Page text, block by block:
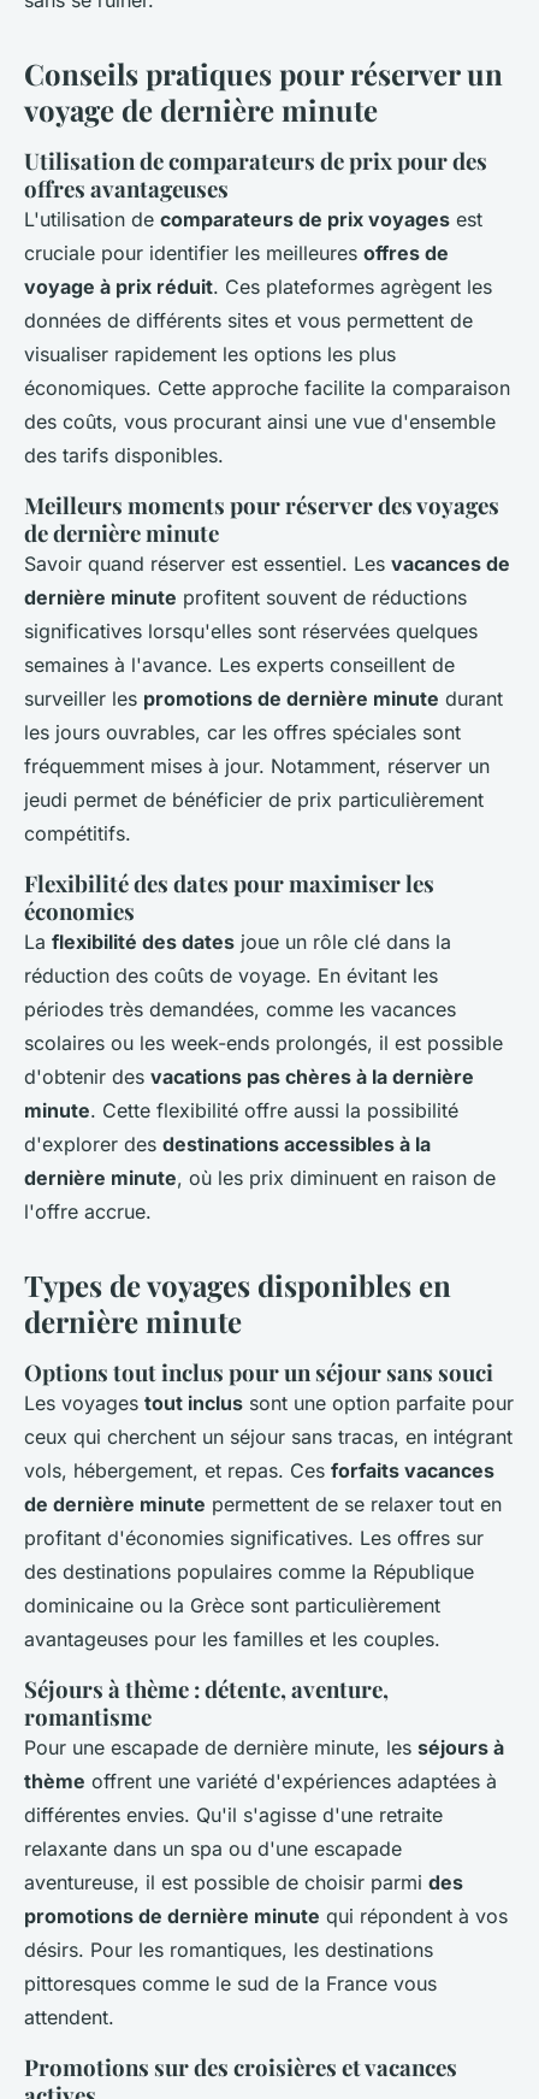
Conseils pratiques pour réserver un
voyage de dernière minute
Utilisation de comparateurs de prix pour des
offres avantageuses
L'utilisation de comparateurs de prix voyages est
cruciale pour identifier les meilleures offres de
voyage à prix réduit. Ces plateformes agrègent les
données de différents sites et vous permettent de
visualiser rapidement les options les plus
économiques. Cette approche facilite la comparaison
des coûts, vous procurant ainsi une vue d'ensemble
des tarifs disponibles.
Meilleurs moments pour réserver des voyages
de dernière minute
Savoir quand réserver est essentiel. Les vacances de
dernière minute profitent souvent de réductions
significatives lorsqu'elles sont réservées quelques
semaines à l'avance. Les experts conseillent de
surveiller les promotions de dernière minute durant
les jours ouvrables, car les offres spéciales sont
fréquemment mises à jour. Notamment, réserver un
jeudi permet de bénéficier de prix particulièrement
compétitifs.
Flexibilité des dates pour maximiser les
économies
La flexibilité des dates joue un rôle clé dans la
réduction des coûts de voyage. En évitant les
périodes très demandées, comme les vacances
scolaires ou les week-ends prolongés, il est possible
d'obtenir des vacations pas chères à la dernière
minute. Cette flexibilité offre aussi la possibilité
d'explorer des destinations accessibles à la
dernière minute, où les prix diminuent en raison de
l'offre accrue.
Types de voyages disponibles en
dernière minute
Options tout inclus pour un séjour sans souci
Les voyages tout inclus sont une option parfaite pour
ceux qui cherchent un séjour sans tracas, en intégrant
vols, hébergement, et repas. Ces forfaits vacances
de dernière minute permettent de se relaxer tout en
profitant d'économies significatives. Les offres sur
des destinations populaires comme la République
dominicaine ou la Grèce sont particulièrement
avantageuses pour les familles et les couples.
Séjours à thème : détente, aventure,
romantisme
Pour une escapade de dernière minute, les séjours à
thème offrent une variété d'expériences adaptées à
différentes envies. Qu'il s'agisse d'une retraite
relaxante dans un spa ou d'une escapade
aventureuse, il est possible de choisir parmi des
promotions de dernière minute qui répondent à vos
désirs. Pour les romantiques, les destinations
pittoresques comme le sud de la France vous
attendent.
Promotions sur des croisières et vacances